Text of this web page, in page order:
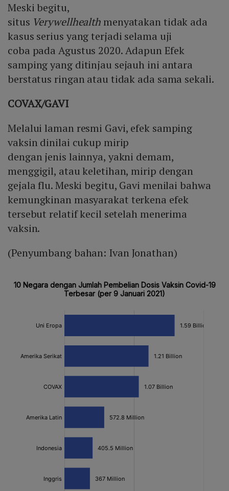
Meski begitu,
situs Verywellhealth menyatakan tidak ada
kasus serius yang terjadi selama uji
coba pada Agustus 2020. Adapun Efek
samping yang ditinjau sejauh ini antara
berstatus ringan atau tidak ada sama sekali.
COVAX/GAVI
Melalui laman resmi Gavi, efek samping
vaksin dinilai cukup mirip
dengan jenis lainnya, yakni demam,
menggigil, atau keletihan, mirip dengan
gejala flu. Meski begitu, Gavi menilai bahwa
kemungkinan masyarakat terkena efek
tersebut relatif kecil setelah menerima
vaksin.
(Penyumbang bahan: Ivan Jonathan)